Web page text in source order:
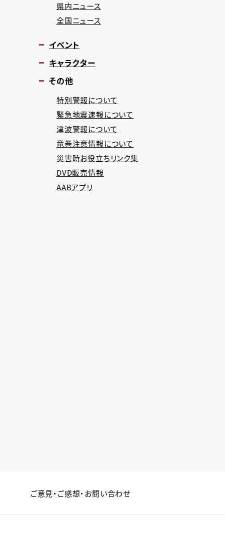
県内ニュース
全国ニュース
イベント
キャラクター
その他
特別警報について
緊急地震速報について
津波警報について
竜巻注意情報について
災害時お役立ちリンク集
DVD販売情報
AABアプリ
ご意見・ご感想・お問い合わせ